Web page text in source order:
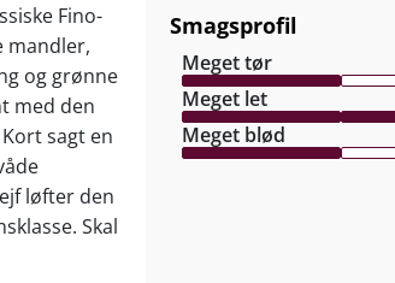
Fino-
mandler,
og grønne
med den
sagt en
løfter den
Skal
Smagsprofil
Meget tør
Meget let
Meget blød